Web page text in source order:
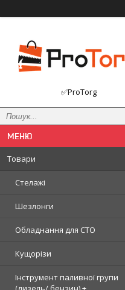
✅ProTorg
Товари
Стелажі
Шезлонги
Обладнання для СТО
Кущорізи
Інструмент паливної групи